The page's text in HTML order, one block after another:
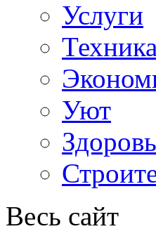
Услуги
Техника
Уют
Весь сайт